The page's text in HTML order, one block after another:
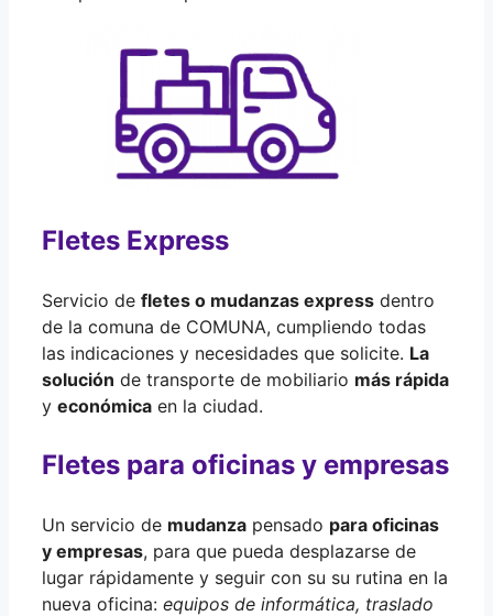
Fletes Express
Servicio de fletes o mudanzas express dentro
de la comuna de COMUNA, cumpliendo todas
las indicaciones y necesidades que solicite. La
solución de transporte de mobiliario más rápida
y económica en la ciudad.
Fletes para oficinas y empresas
Un servicio de mudanza pensado para oficinas
y empresas, para que pueda desplazarse de
lugar rápidamente y seguir con su su rutina en la
nueva oficina: equipos de informática, traslado